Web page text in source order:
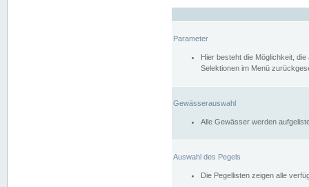
Parameter
Hier besteht die Möglichkeit,
Selektionen im Menü
Gewässerauswahl
Alle Gewässer werden
Auswahl des Pegels
Die Pegellisten zeigen alle